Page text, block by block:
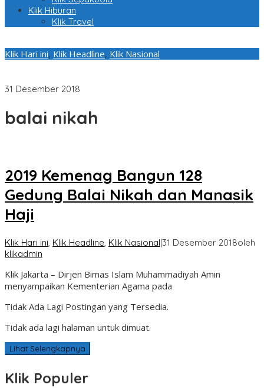
Klik Hiburan
Klik Travel
Klik Hari ini, Klik Headline, Klik Nasional
31 Desember 2018
balai nikah
2019 Kemenag Bangun 128
Gedung Balai Nikah dan Manasik
Haji
Klik Hari ini Klik Headline Klik Nasional|31 Desember 2018oleh
klikadmin
Klik Jakarta – Dirjen Bimas Islam Muhammadiyah Amin
menyampaikan Kementerian Agama pada
Tidak Ada Lagi Postingan yang Tersedia.
Tidak ada lagi halaman untuk dimuat.
Lihat Selengkapnya
Klik Populer